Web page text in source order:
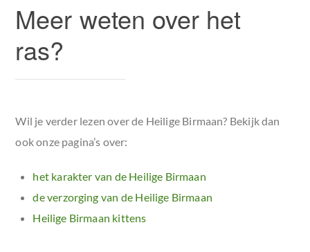
Meer weten over het
ras?
Wil je verder lezen over de Heilige Birmaan? Bekijk dan
ook onze pagina’s over:
het karakter van de Heilige Birmaan
de verzorging van de Heilige Birmaan
Heilige Birmaan kittens